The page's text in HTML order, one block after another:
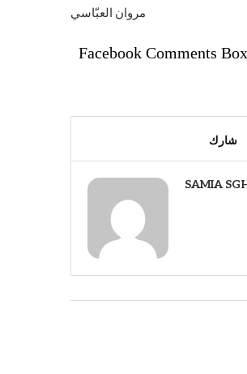
مروان العبّاسي
Facebook Comments Box
شارك
SAMIA